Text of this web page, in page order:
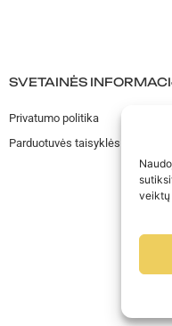
veiktų
SVETAINĖS
Privatumo politika
Parduotuvės taisyklės